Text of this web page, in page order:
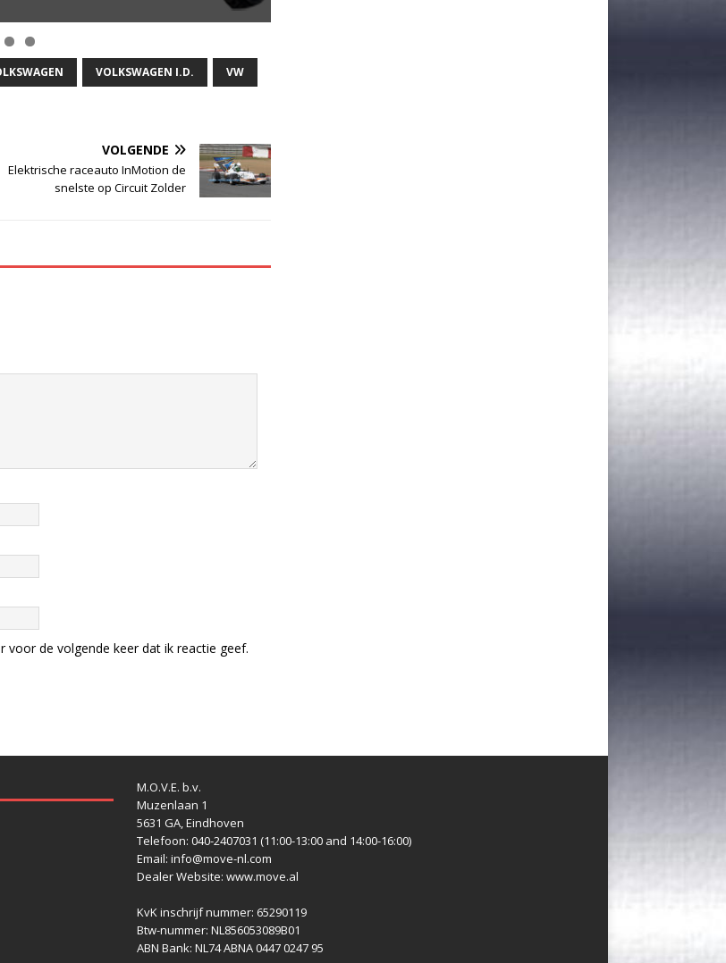
50 km Actieradius
VOLKSWAGEN I.D. VW
VOLGENDE
Elektrische raceauto InMotion de
snelste op Circuit Zolder
de volgende keer dat ik reactie geef.
M.O.V.E. b.v.
Muzenlaan 1
5631 GA, Eindhoven
Telefoon: 040-2407031 (11:00-13:00 and 14:00-16:00)
Email: info@move-nl.com
Dealer Website: www.move.al
KvK inschrijf nummer: 65290119
Btw-nummer: NL856053089B01
ABN Bank: NL74 ABNA 0447 0247 95